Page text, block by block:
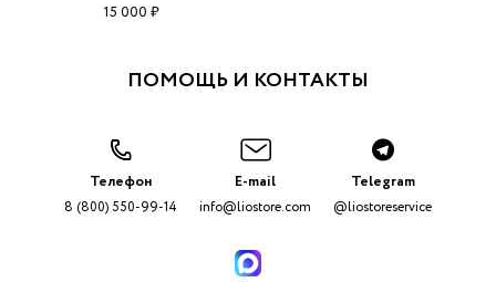
15 000 ₽
ПОМОЩЬ И КОНТАКТЫ
Телефон
8 (800) 550-99-14
E-mail
info@liostore.com
Telegram
@liostoreservice